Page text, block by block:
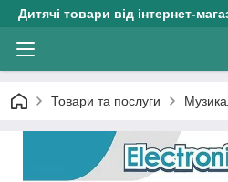
Дитячі товари від інтернет-
Товари та послуги